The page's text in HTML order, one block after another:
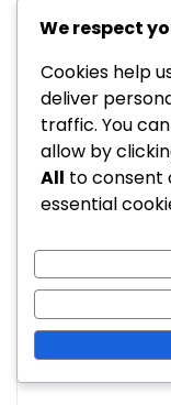
het
In staat
drie
Nadelen:
door
Vereist
We respect
Cookies help
deliver
traffic. You
allow by
All to consent
essential